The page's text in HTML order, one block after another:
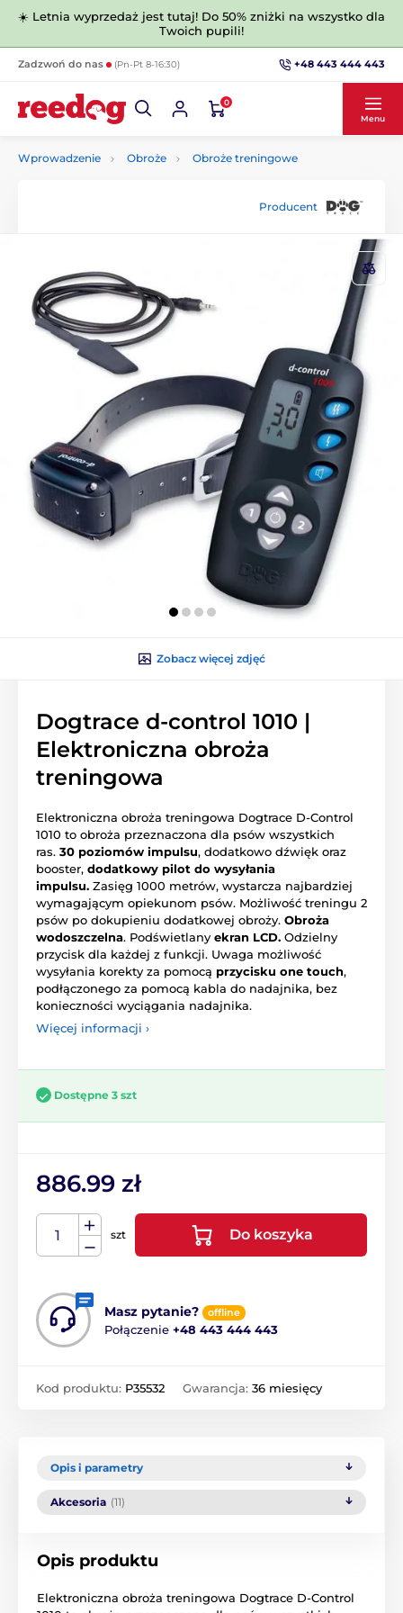
☀️ Letnia wyprzedaż jest tutaj! Do 50% zniżki na wszystko dla
Twoich pupili!
Zadzwoń do nas (Pn-Pt 8-16:30) +48 443 444 443
0
Menu
Wprowadzenie Obroże Obroże treningowe
Producent
Zobacz więcej zdjęć
Dogtrace d-control 1010 |
Elektroniczna obroża
treningowa
Elektroniczna obroża treningowa Dogtrace D-Control
1010 to obroża przeznaczona dla psów wszystkich
ras. 30 poziomów impulsu, dodatkowo dźwięk oraz
booster, dodatkowy pilot do wysyłania
impulsu. Zasięg 1000 metrów, wystarcza najbardziej
wymagającym opiekunom psów. Możliwość treningu 2
psów po dokupieniu dodatkowej obroży. Obroża
wodoszczelna. Podświetlany ekran LCD. Odzielny
przycisk dla każdej z funkcji. Uwaga możliwość
wysyłania korekty za pomocą przycisku one touch,
podłączonego za pomocą kabla do nadajnika, bez
konieczności wyciągania nadajnika.
Więcej informacji ›
Dostępne 3 szt
886.99 zł
szt Do koszyka
Masz pytanie? offline
Połączenie +48 443 444 443
Kod produktu: P35532 Gwarancja: 36 miesięcy
Opis i parametry
Akcesoria (11)
Opis produktu
Elektroniczna obroża treningowa Dogtrace D-Control